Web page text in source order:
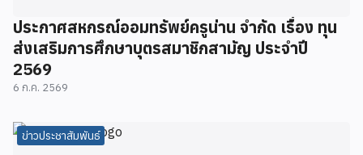
ประกาศสหกรณ์ออมทรัพย์ครูน่าน จำกัด เรื่อง ทุน
ส่งเสริมการศึกษาบุตรสมาชิกสามัญ ประจำปี
2569
6 ก.ค. 2569
ข่าวประชาสัมพันธ์